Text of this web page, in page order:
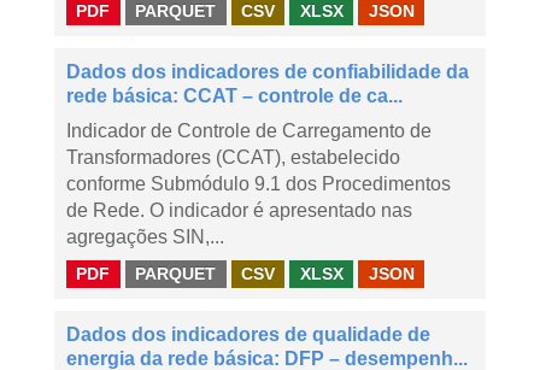
PDF PARQUET CSV XLSX JSON
Dados dos indicadores de confiabilidade da
rede básica: CCAT – controle de ca...
Indicador de Controle de Carregamento de
Transformadores (CCAT), estabelecido
conforme Submódulo 9.1 dos Procedimentos
de Rede. O indicador é apresentado nas
agregações SIN,...
PDF PARQUET CSV XLSX JSON
Dados dos indicadores de qualidade de
energia da rede básica: DFP – desempenh...